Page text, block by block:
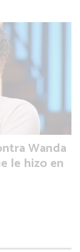
Wanda
le hizo en